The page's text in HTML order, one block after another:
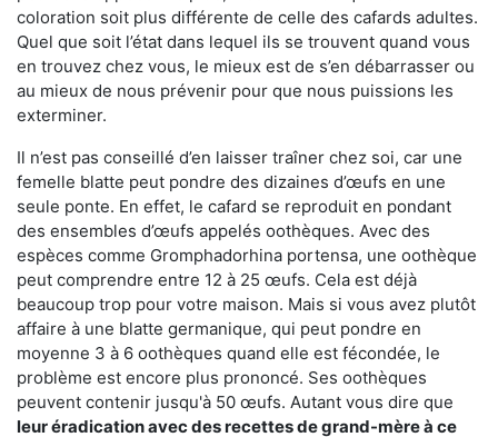
coloration soit plus différente de celle des cafards adultes.
Quel que soit l’état dans lequel ils se trouvent quand vous
en trouvez chez vous, le mieux est de s’en débarrasser ou
au mieux de nous prévenir pour que nous puissions les
exterminer.
Il n’est pas conseillé d’en laisser traîner chez soi, car une
femelle blatte peut pondre des dizaines d’œufs en une
seule ponte. En effet, le cafard se reproduit en pondant
des ensembles d’œufs appelés oothèques. Avec des
espèces comme Gromphadorhina portensa, une oothèque
peut comprendre entre 12 à 25 œufs. Cela est déjà
beaucoup trop pour votre maison. Mais si vous avez plutôt
affaire à une blatte germanique, qui peut pondre en
moyenne 3 à 6 oothèques quand elle est fécondée, le
problème est encore plus prononcé. Ses oothèques
peuvent contenir jusqu'à 50 œufs. Autant vous dire que
leur éradication avec des recettes de grand-mère à ce